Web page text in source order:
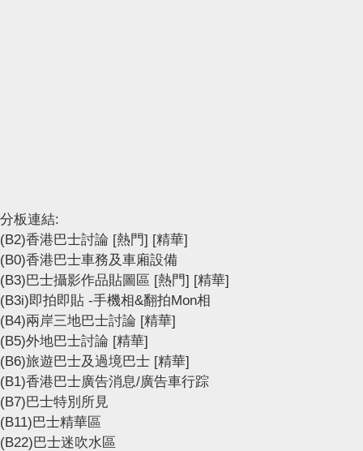
分板連結:
(B2)香港巴士討論 [熱門] [精華]
(B0)香港巴士車務及車廂設備
(B3)巴士攝影作品貼圖區 [熱門] [精華]
(B3i)即拍即貼 -手機相&翻拍Mon相
(B4)兩岸三地巴士討論 [精華]
(B5)外地巴士討論 [精華]
(B6)旅遊巴士及過境巴士 [精華]
(B1)香港巴士廣告消息/廣告車行踪
(B7)巴士特別所見
(B11)巴士精華區
(B22)巴士迷吹水區